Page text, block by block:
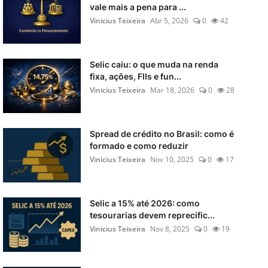
vale mais a pena para ...
Vinicius Teixeira Abr 5, 2026 0 42
Selic caiu: o que muda na renda
fixa, ações, FIIs e fun...
Vinicius Teixeira Mar 18, 2026 0 28
Spread de crédito no Brasil: como é
formado e como reduzir
Vinicius Teixeira Nov 10, 2025 0 17
Selic a 15% até 2026: como
tesourarias devem reprecific...
Vinicius Teixeira Nov 8, 2025 0 19